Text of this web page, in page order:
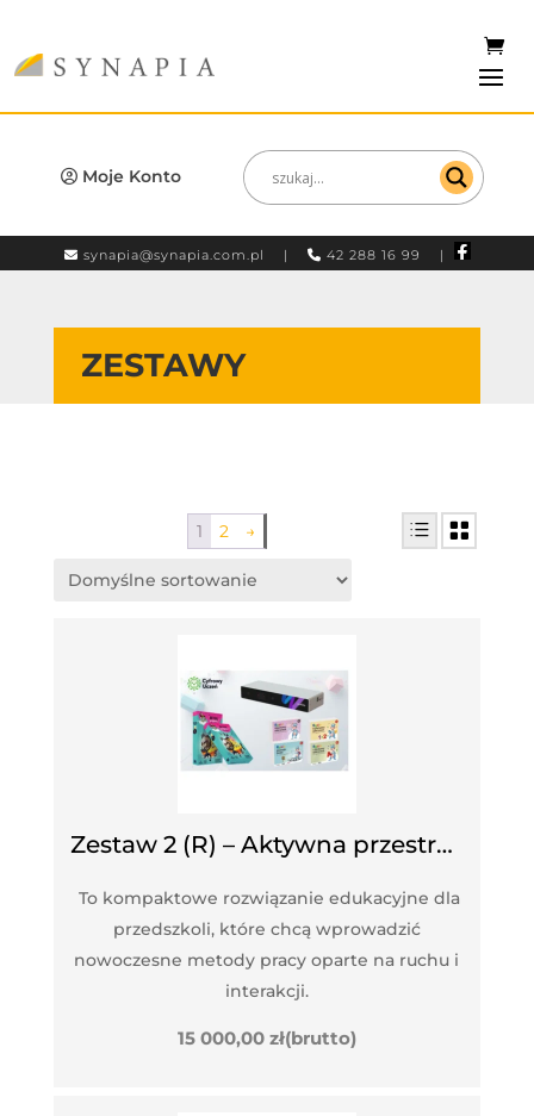
Moje Konto
synapia@synapia.com.pl | 42 288 16 99 |
ZESTAWY
1 2 →
Zestaw 2 (R) – Aktywna przestrzeń ruchowa
To kompaktowe rozwiązanie edukacyjne dla
przedszkoli, które chcą wprowadzić
nowoczesne metody pracy oparte na ruchu i
interakcji.
15 000,00 zł(brutto)